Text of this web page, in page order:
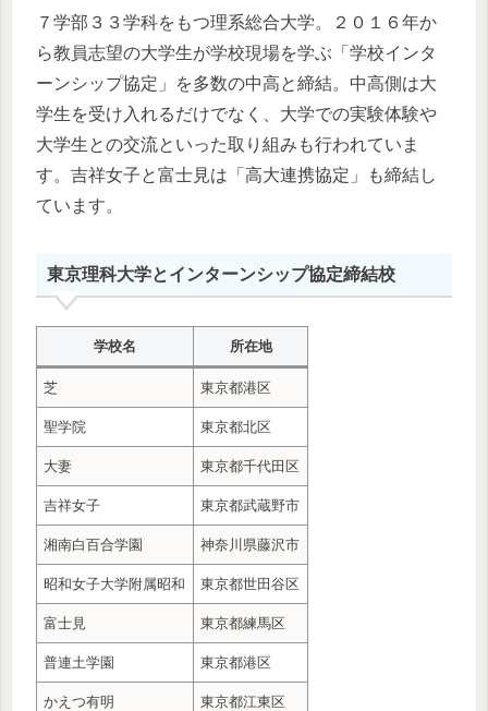
７学部３３学科をもつ理系総合大学。２０１６年か
ら教員志望の大学生が学校現場を学ぶ「学校インタ
ーンシップ協定」を多数の中高と締結。中高側は大
学生を受け入れるだけでなく、大学での実験体験や
大学生との交流といった取り組みも行われていま
す。吉祥女子と富士見は「高大連携協定」も締結し
ています。
東京理科大学とインターンシップ協定締結校
学校名 所在地
芝 東京都港区
聖学院 東京都北区
大妻 東京都千代田区
吉祥女子 東京都武蔵野市
湘南白百合学園 神奈川県藤沢市
昭和女子大学附属昭和 東京都世田谷区
富士見 東京都練馬区
普連土学園 東京都港区
かえつ有明 東京都江東区